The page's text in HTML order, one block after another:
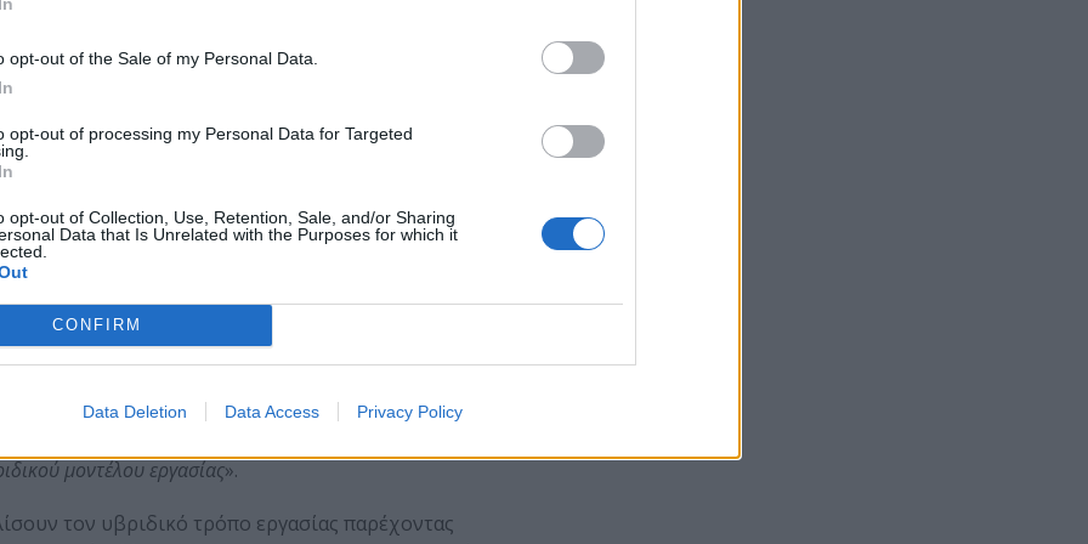
opt-out of the Sale of my Personal Data.
opt-out of processing my Personal Data for Targeted
opt-out of Collection, Use, Retention, Sale, and/or Sharing
Data that Is Unrelated with the Purposes for which it
CONFIRM
Data Deletion Data Access Privacy Policy
δεν αντιλαμβάνεται τη σοβαρότητα τους.
ότι αισθάνονται χωροφύλακες εξαιτίας της
και σοβαρότητας, επιθέσεις
(CISO) της HP Inc.«
την επιχείρηση ασφαλή, ενώ διευκολύνουν τον
Τα αρμόδια τμήματα για την κυβερνοασφάλεια
της ασφάλειας της επιχείρησης, η
όλοι να ακολουθούν».
κουλτούρα, πρέπει να εμπλέξουμε και να
κινδύνους στην κυβερνοασφάλεια, ενώ τα
καλύτερα πώς η ασφάλεια επηρεάζει τις ροές
η ασφάλεια πρέπει να επανεκτιμηθεί με βάση τις
μοντέλου εργασίας».
τον υβριδικό τρόπο εργασίας παρέχοντας